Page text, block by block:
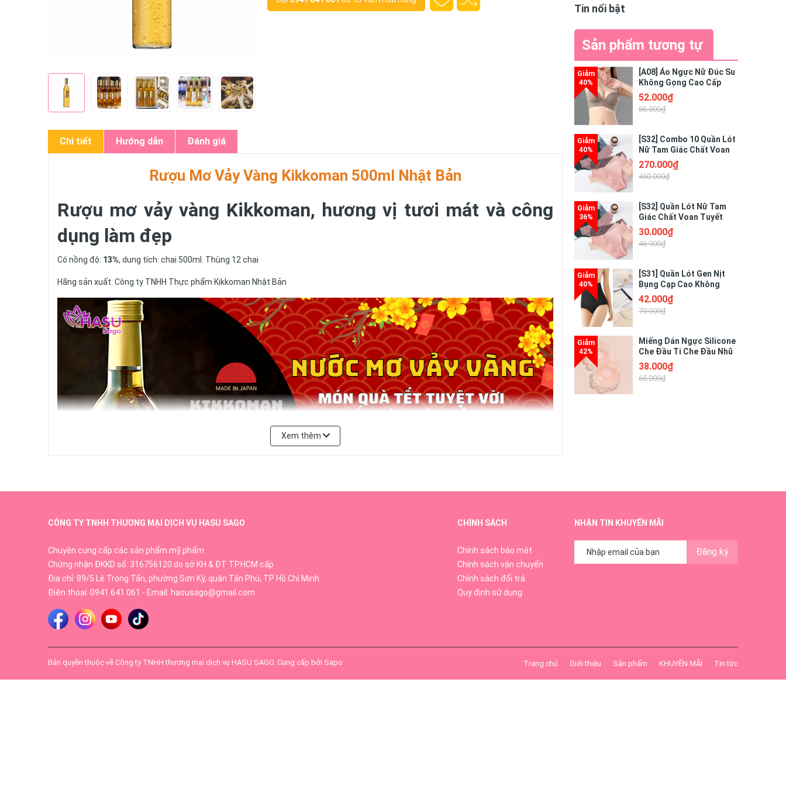
Chi tiết Hướng dẫn Đánh giá
Rượu Mơ Vảy Vàng Kikkoman 500ml Nhật Bản
Rượu mơ vảy vàng Kikkoman, hương vị tươi mát và công
dụng làm đẹp
Có nồng độ: 13%, dung tích: chai 500ml. Thùng 12 chai
Hãng sản xuất: Công ty TNHH Thực phẩm Kikkoman Nhật Bản
Xem thêm
Tin nổi bật
Sản phẩm tương tự
[A08] Áo Ngực Nữ Đúc Su
Không Gọng Cao Cấp
Thiết Kế Nâng Ngực
Quyến Rũ Điệu Đà
52.000₫
86.000₫
[S32] Combo 10 Quần Lót
Nữ Tam Giác Chất Voan
Tuyết Tàng Hình Cao Cấp
Freesize - GIAO MÀU
NGẪU NHIÊN
270.000₫
450.000₫
[S32] Quần Lót Nữ Tam
Giác Chất Voan Tuyết
Tàng Hình Cao Cấp
30.000₫
46.900₫
[S31] Quần Lót Gen Nịt
Bụng Cạp Cao Không
Viền May Chống Lộ Chất
Liệu Su Mềm Mại Mát
Lạnh Giúp Thon Gọn Tôn
42.000₫
70.000₫
Miếng Dán Ngực Silicone
Che Đầu Ti Che Đầu Nhũ
Hoa Tàng Hình Siêu Dính
- Hộp 5 Cặp (10 Miếng)
38.000₫
65.000₫
CÔNG TY TNHH THƯƠNG MẠI DỊCH VỤ HASU SAGO
Chuyên cung cấp các sản phẩm mỹ phẩm
Chứng nhận ĐKKD số: 316756120 do sở KH & ĐT TP.HCM cấp
Địa chỉ: 89/5 Lê Trọng Tấn, phường Sơn Kỳ, quận Tân Phú, TP Hồ Chí Minh
Điện thoại: 0941 641 061 - Email: hasusago@gmail.com
CHÍNH SÁCH
Chính sách bảo mật
Chính sách vận chuyển
Chính sách đổi trả
Quy định sử dụng
NHẬN TIN KHUYẾN MÃI
Đăng ký
Bản quyền thuộc về Công ty TNHH thương mại dịch vụ HASU SAGO. Cung cấp bởi Sapo Trang chủ Giới thiệu Sản phẩm KHUYẾN MÃI Tin tức